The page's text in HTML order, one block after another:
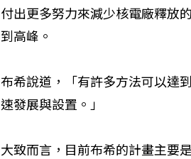
付出更多努力來減少核電廠釋放
到高峰。
布希說道，「有許多方法可以達
速發展與設置。」
大致而言，目前布希的計畫主要